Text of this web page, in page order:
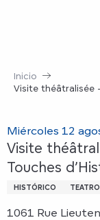
Inicio
Visite théâtralisée
Miércoles 12
Visite
Touches
HISTÓRICO TEATRO
1061 Rue